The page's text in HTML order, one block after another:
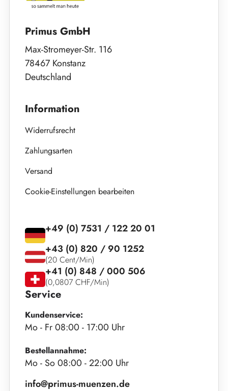
Primus GmbH
Max-Stromeyer-Str. 116
78467 Konstanz
Deutschland
Information
Widerrufsrecht
Zahlungsarten
Versand
Cookie-Einstellungen bearbeiten
Service
Kundenservice:
Mo - Fr 08:00 - 17:00 Uhr
Bestellannahme:
Mo - So 08:00 - 22:00 Uhr
info@primus-muenzen.de
+49 (0) 7531 / 122 20 01
+43 (0) 820 / 90 1252
(20 Cent/Min)
+41 (0) 848 / 000 506
(0,0807 CHF/Min)